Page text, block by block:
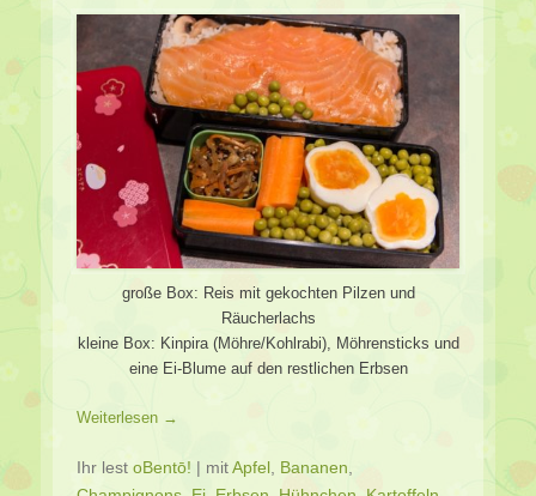
große Box: Reis mit gekochten Pilzen und
Räucherlachs
kleine Box: Kinpira (Möhre/Kohlrabi), Möhrensticks und
eine Ei-Blume auf den restlichen Erbsen
Weiterlesen →
Ihr lest oBentō! | mitApfel, Bananen,